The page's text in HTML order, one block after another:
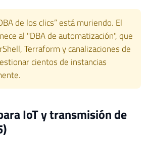
de los clics” está muriendo. El
al "DBA de automatización", que
Terraform y canalizaciones de
cientos de instancias
IoT y transmisión de